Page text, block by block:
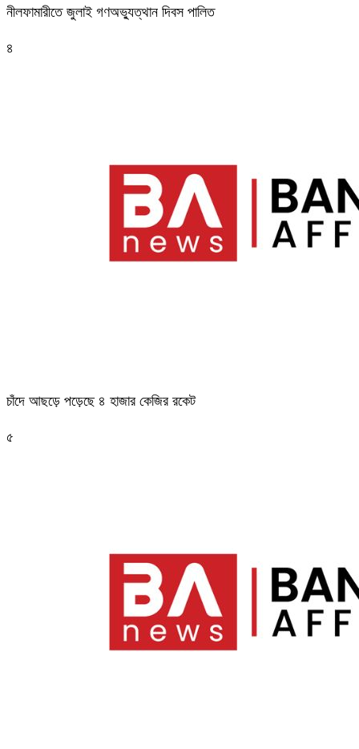
নীলফামারীতে জুলাই গণঅভ্যুত্থান দিবস পালিত
৪
চাঁদে আছড়ে পড়েছে ৪ হাজার কেজির রকেট
৫